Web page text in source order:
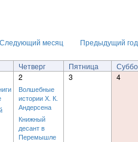
Следующий месяц Предыдущий год
Четверг Пятница
2
Волшебные
истории Х. К.
Андерсена
Книжный
десант в
Перемышле
3 4